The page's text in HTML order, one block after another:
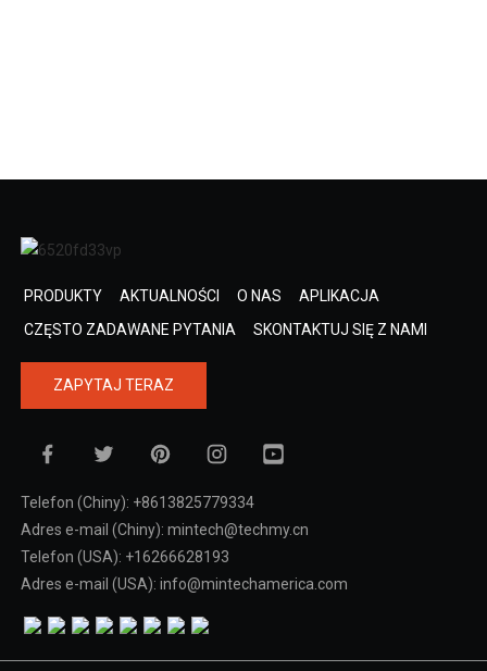
PRODUKTY AKTUALNOŚCI O NAS
APLIKACJA
CZĘSTO ZADAWANE PYTANIA
SKONTAKTUJ SIĘ Z NAMI
ZAPYTAJ TERAZ
Telefon (Chiny): +8613825779334
Adres e-mail (Chiny): mintech@techmy.cn
Telefon (USA): +16266628193
Adres e-mail (USA): info@mintechamerica.com